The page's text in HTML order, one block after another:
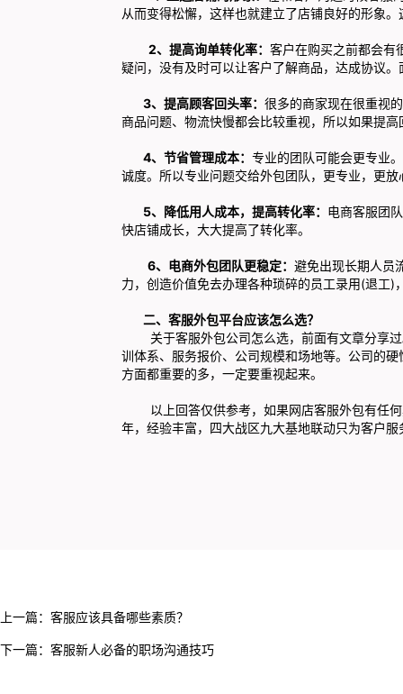
从而变得松懈，这样也就建立了店铺良好的形象
2、提高询单转化率： 客户在购买之前都会有
疑问，没有及时可以让客户了解商品，达成协议
3、 提高顾客回头率： 很多的商家现在很重视
商品问题、物流快慢都会比较重视，所以如果提
4、 节省管理成本： 专业的团队可能会更专业
诚度。所以专业问题交给外包团队，更专业，更放
5、 降低用人成本，提高转化率： 电商客服团
快店铺成长，大大提高了转化率。
6、电商外包团队更稳定： 避免出现长期人员
力，创造价值免去办理各种琐碎的员工录用(退工
二、客服外包平台应该怎么选？
关于客服外包公司怎么选，前面有文章分享过
训体系、服务报价、公司规模和场地等。公司的
方面都重要的多，一定要重视起来。
以上回答仅供参考，如果网店客服外包有任何
年，经验丰富，四大战区九大基地联动只为客户服
上一篇： 客服应该具备哪些素质？
下一篇： 客服新人必备的职场沟通技巧